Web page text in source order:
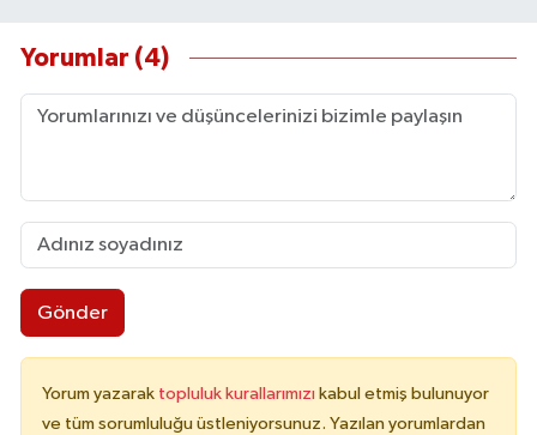
Yorumlar (4)
Gönder
Yorum yazarak topluluk kurallarımızı kabul etmiş bulunuyor
ve tüm sorumluluğu üstleniyorsunuz. Yazılan yorumlardan